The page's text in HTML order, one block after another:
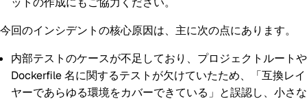
今回のインシデントの核心原因は、主に次の点にあります。
内部テストのケースが不足しており、プロジェクトルートや
Dockerfile 名に関するテストが欠けていたため、「互換レイ
ヤーであらゆる環境をカバーできている」と誤認し、小さな